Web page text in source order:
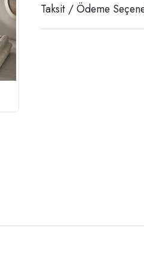
Taksit / Ödeme